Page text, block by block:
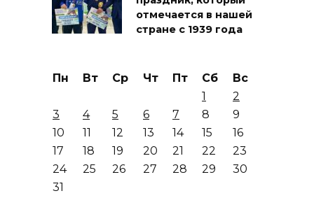
отмечается в нашей
стране с 1939 года
Пн Вт Ср Чт Пт Сб
Вс
1
2
3
4 5 6 7 8
9
10
11 12 13 14 15
16
17
18 19 20 21 22
23
24
25 26 27 28 29
30
31